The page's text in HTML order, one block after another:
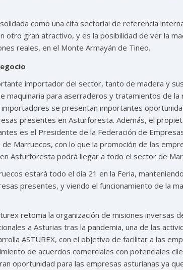
como una cita sectorial de referencia
otro gran atractivo, y es la posibilidad de ver la
reales, en el Monte Armayán de Tineo.
importador del sector, tanto de madera y sus
maquinaria para aserraderos y tratamientos de la
se presentan importantes
presentes en Asturforesta. Además, el
es el Presidente de la Federación de
Marruecos, con lo que la promoción de las
Asturforesta podrá llegar a todo el sector de
estará todo el día 21 en la Feria,
presentes, y viendo el funcionamiento de la
retoma la organización de misiones inversas
a Asturias tras la pandemia, una de las
ASTUREX, con el objetivo de facilitar a las
de acuerdos comerciales con potenciales
oportunidad para las empresas asturianas ya